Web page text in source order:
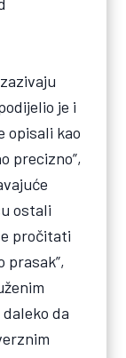
je i
opisali kao
precizno”,
ostali
pročitati
prasak”,
da